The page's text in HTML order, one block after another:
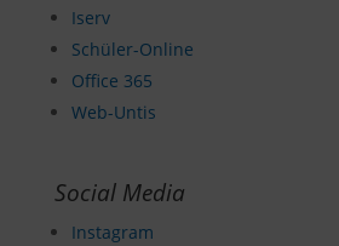
Iserv
Schüler-Online
Office 365
Web-Untis
Social Media
Instagram